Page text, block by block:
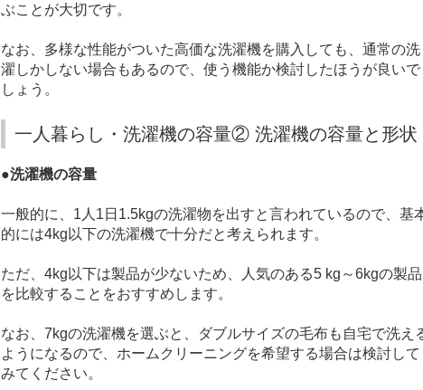
ぶことが大切です。
なお、多様な性能がついた高価な洗濯機を購入しても、通常の洗
濯しかしない場合もあるので、使う機能か検討したほうが良いで
しょう。
一人暮らし・洗濯機の容量② 洗濯機の容量と形状
●洗濯機の容量
一般的に、 1 人 1 日 1.5kgの洗濯物を出すと言われているので、基
的には4kg 以下の洗濯機で十分だと考えられます。
ただ、 4kg 以下は製品が少ないため、人気のある5 kg ～6kgの製品
を比較することをおすすめします。
なお、 7kgの洗濯機を選ぶと、ダブルサイズの毛布も自宅で洗え
ようになるので、ホームクリーニングを希望する場合は検討して
みてください。